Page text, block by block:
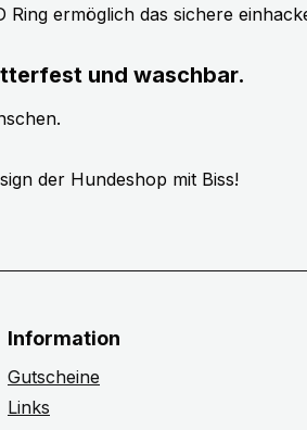
Ring ermöglich das sichere
und waschbar.
der Hundeshop mit Biss!
Information
Gutscheine
Links